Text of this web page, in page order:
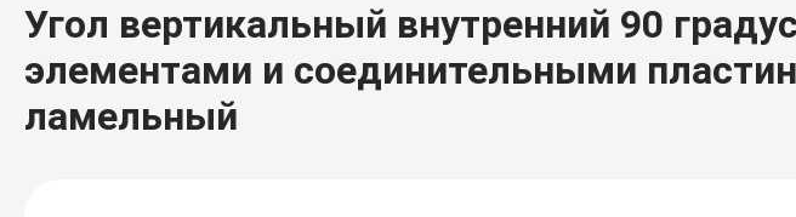
Угол вертикальный внутренний 90
элементами и соединительными
ламельный